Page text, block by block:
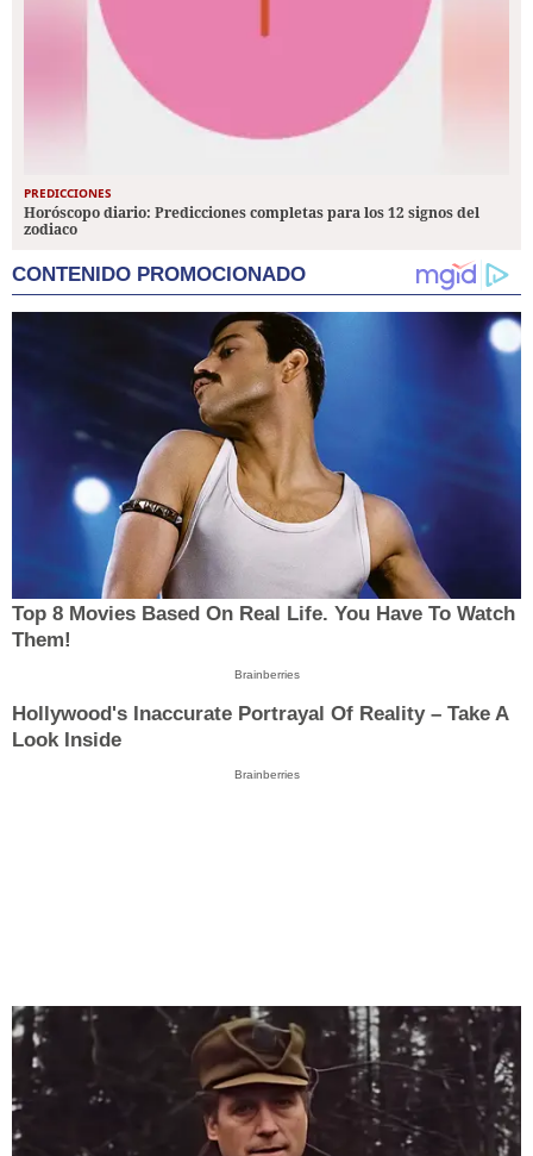
PREDICCIONES
Horóscopo diario: Predicciones completas para los 12 signos del
zodiaco
CONTENIDO PROMOCIONADO
Top 8 Movies Based On Real Life. You Have To Watch
Them!
Brainberries
Hollywood's Inaccurate Portrayal Of Reality – Take A
Look Inside
Brainberries